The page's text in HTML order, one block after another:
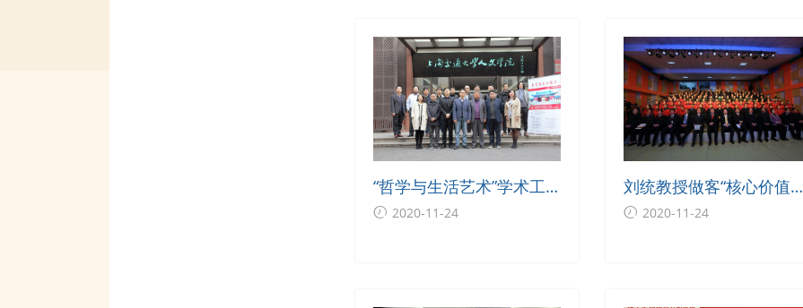
“哲学与生活艺术”学术工
作坊顺利举行
2020-11-24
刘统教授做客“核心价值观
百场讲坛”，主讲《长征精
2020-11-24